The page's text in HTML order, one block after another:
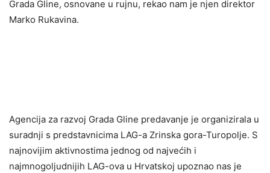
Grada Gline, osnovane u rujnu, rekao nam je njen direktor
Marko Rukavina.
Agencija za razvoj Grada Gline predavanje je organizirala u
suradnji s predstavnicima LAG-a Zrinska gora-Turopolje. S
najnovijim aktivnostima jednog od najvećih i
najmnogoljudnijih LAG-ova u Hrvatskoj upoznao nas je